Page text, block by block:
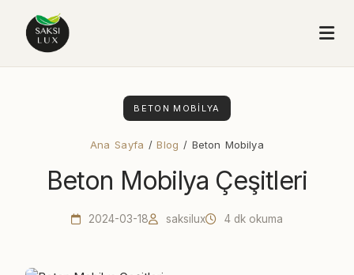
BETON MOBILYA
Ana Sayfa /Blog / Beton Mobilya
Beton Mobilya Çeşitleri
2024-03-18 saksilux 4 dk okuma